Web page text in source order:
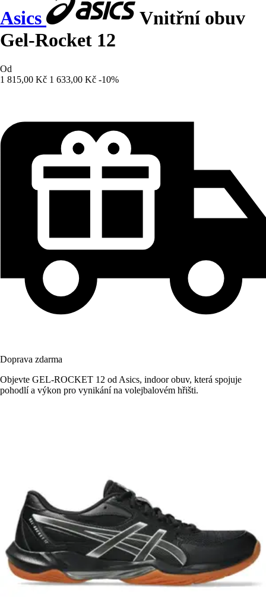
Asics
Vnitřní obuv
Gel-Rocket 12
Od
1 815,00 Kč 1 633,00 Kč -10%
Doprava zdarma
Objevte GEL-ROCKET 12 od Asics, indoor obuv, která spojuje
pohodlí a výkon pro vynikání na volejbalovém hřišti.